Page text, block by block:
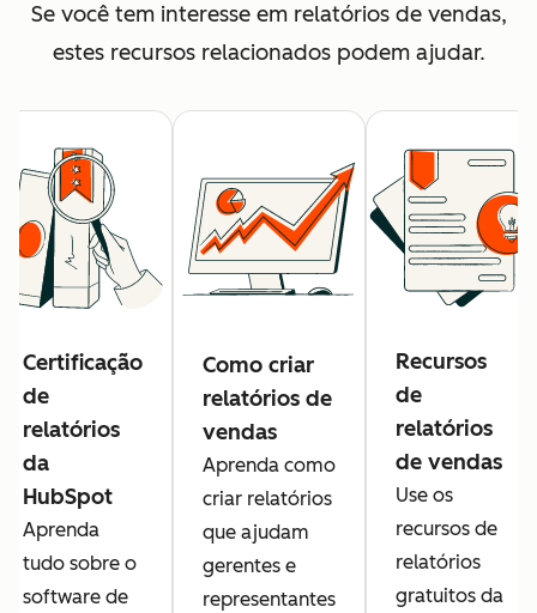
Se você tem interesse em relatórios de vendas,
estes recursos relacionados podem ajudar.
Certificação
de
relatórios
da
HubSpot
Aprenda
tudo sobre o
software de
Como criar
relatórios de
vendas
Aprenda como
criar relatórios
que ajudam
gerentes e
representantes
Recursos
de
relatórios
de vendas
Use os
recursos de
relatórios
gratuitos da